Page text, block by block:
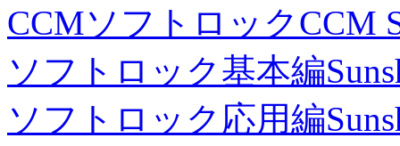
CCMソフトロックCCM
ソフトロック基本編
ソフトロック応用編